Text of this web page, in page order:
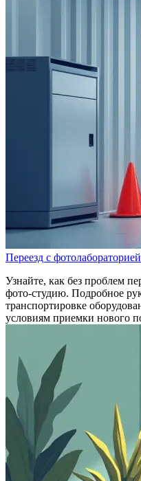
Переезд с
Узнайте, как без проблем
фото-студию. Подробное
транспортировке
условиям приемки нового